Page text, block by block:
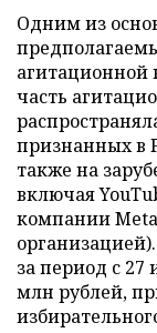
Одним из
агитационной
часть
признанных в
также на
включая
компании
за период с 27
млн рублей,